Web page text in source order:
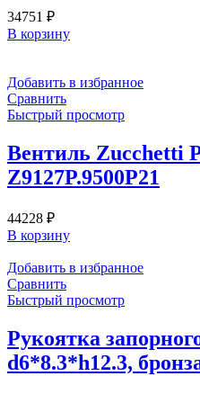
34751 ₽
В корзину
Добавить в избранное
Сравнить
Быстрый просмотр
Вентиль Zucchetti
Z9127P.9500P21
44228 ₽
В корзину
Добавить в избранное
Сравнить
Быстрый просмотр
Рукоятка
d6*8.3*h12.3,